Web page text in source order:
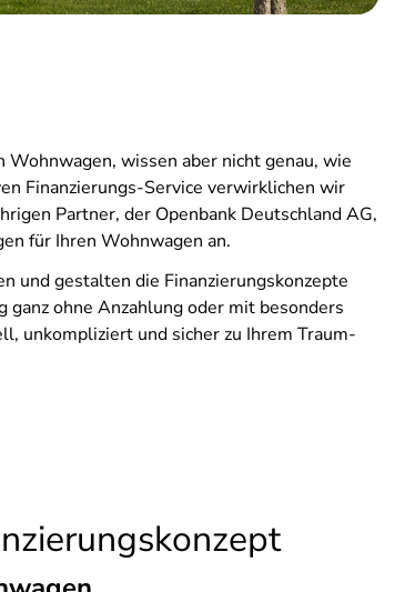
Wohnwagen, wissen aber nicht genau, wie
Finanzierungs-Service verwirklichen wir
Partner, der Openbank Deutschland AG,
für Ihren Wohnwagen an.
und gestalten die Finanzierungskonzepte
ohne Anzahlung oder mit besonders
unkompliziert und sicher zu Ihrem Traum-